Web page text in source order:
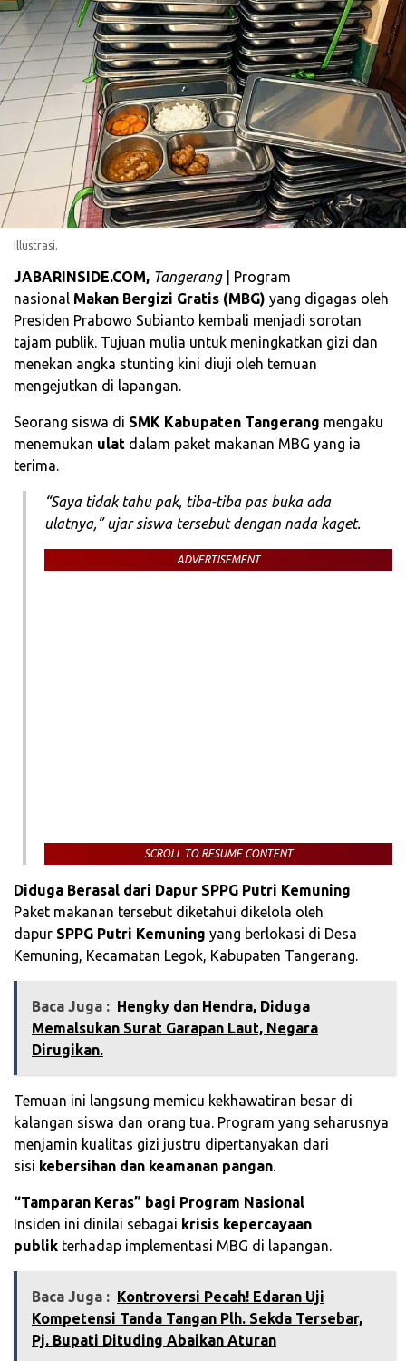
Illustrasi.
JABARINSIDE.COM, Tangerang|
Program
nasional Makan Bergizi Gratis (MBG) yang digagas oleh
Presiden Prabowo Subianto kembali menjadi sorotan
tajam publik. Tujuan mulia untuk meningkatkan gizi dan
menekan angka stunting kini diuji oleh temuan
mengejutkan di lapangan.
Seorang siswa di SMK Kabupaten Tangerang mengaku
menemukan ulat dalam paket makanan MBG yang ia
terima.
“Saya tidak tahu pak, tiba-tiba pas buka ada
ulatnya,” ujar siswa tersebut dengan nada kaget.
ADVERTISEMENT
SCROLL TO RESUME CONTENT
Diduga Berasal dari Dapur SPPG Putri Kemuning
Paket makanan tersebut diketahui dikelola oleh
dapur SPPG Putri Kemuning yang berlokasi di Desa
Kemuning, Kecamatan Legok, Kabupaten Tangerang.
Baca Juga :
Hengky dan Hendra, Diduga
Memalsukan Surat Garapan Laut, Negara
Dirugikan.
Temuan ini langsung memicu kekhawatiran besar di
kalangan siswa dan orang tua. Program yang seharusnya
menjamin kualitas gizi justru dipertanyakan dari
sisi kebersihan dan keamanan pangan.
“Tamparan Keras” bagi Program Nasional
Insiden ini dinilai sebagai krisis kepercayaan
publik terhadap implementasi MBG di lapangan.
Baca Juga :
Kontroversi Pecah! Edaran Uji
Kompetensi Tanda Tangan Plh. Sekda Tersebar,
Pj. Bupati Dituding Abaikan Aturan